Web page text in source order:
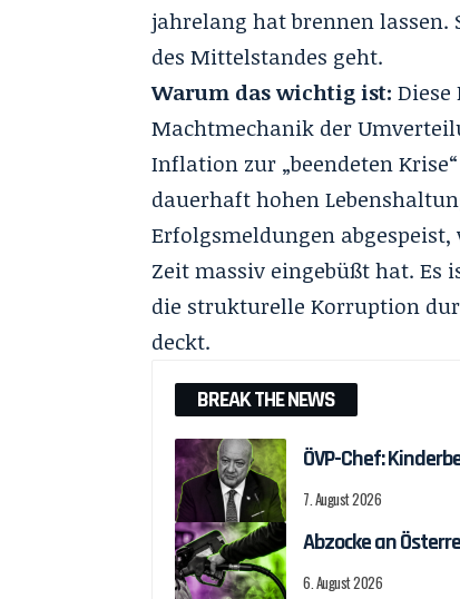
jahrelang hat brennen lassen.
des Mittelstandes geht.
Warum das wichtig ist:
Machtmechanik der
Inflation zur „beendeten
dauerhaft hohen
Erfolgsmeldungen
Zeit massiv eingebüßt hat. Es
die strukturelle Korruption
deckt.
BREAK THE NEWS
ÖVP-Chef:
7. August 2026
Abzocke an
6. August 2026